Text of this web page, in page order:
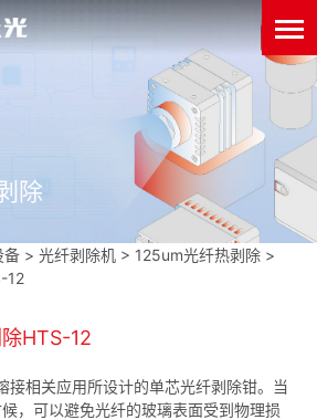
除
备 >光纤剥除机 > 125um光纤热剥除 >
12
HTS-12
接相关应用所设计的单芯光纤剥除钳。当
，可以避免光纤的玻璃表面受到物理损